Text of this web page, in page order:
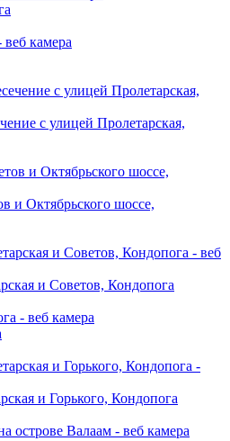
с улицей Пролетарская,
и Октябрьского шоссе,
и Советов, Кондопога
и Горького, Кондопога